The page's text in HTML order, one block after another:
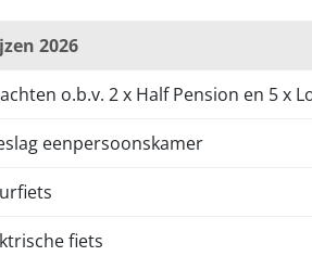
2026
o.b.v. 2 x Half Pension en 5 x
eenpersoonskamer
fiets